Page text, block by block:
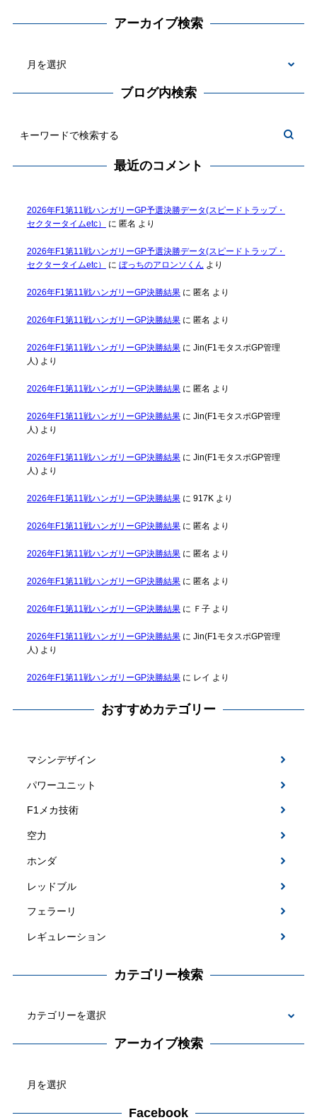
アーカイブ検索
ブログ内検索
最近のコメント
2026年F1第11戦ハンガリーGP予選決勝データ(スピードトラップ・
セクタータイムetc）
に 匿名 より
2026年F1第11戦ハンガリーGP予選決勝データ(スピードトラップ・
セクタータイムetc）
に ぼっちのアロンソくん より
2026年F1第11戦ハンガリーGP決勝結果に 匿名 より
2026年F1第11戦ハンガリーGP決勝結果に 匿名 より
2026年F1第11戦ハンガリーGP決勝結果に Jin(F1モタスポGP管理
人)より
2026年F1第11戦ハンガリーGP決勝結果に 匿名 より
2026年F1第11戦ハンガリーGP決勝結果に Jin(F1モタスポGP管理
人)より
2026年F1第11戦ハンガリーGP決勝結果に Jin(F1モタスポGP管理
人)より
2026年F1第11戦ハンガリーGP決勝結果に 917Kより
2026年F1第11戦ハンガリーGP決勝結果に 匿名 より
2026年F1第11戦ハンガリーGP決勝結果に 匿名 より
2026年F1第11戦ハンガリーGP決勝結果に 匿名 より
2026年F1第11戦ハンガリーGP決勝結果に Ｆ子より
2026年F1第11戦ハンガリーGP決勝結果に Jin(F1モタスポGP管理
人)より
2026年F1第11戦ハンガリーGP決勝結果に レイ より
おすすめカテゴリー
マシンデザイン
パワーユニット
F1メカ技術
空力
ホンダ
レッドブル
フェラーリ
レギュレーション
カテゴリー検索
検
アーカイブ検索
カ
Facebook